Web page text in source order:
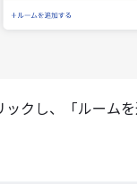
クし、「ルーム